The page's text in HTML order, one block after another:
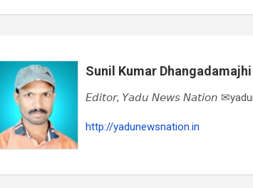
Sunil Kumar Dhangadamajhi
𝘌𝘥𝘪𝘵𝘰𝘳, 𝘠𝘢𝘥𝘶 𝘕𝘦𝘸𝘴 𝘕𝘢𝘵𝘪𝘰𝘯
http://yadunewsnation.in